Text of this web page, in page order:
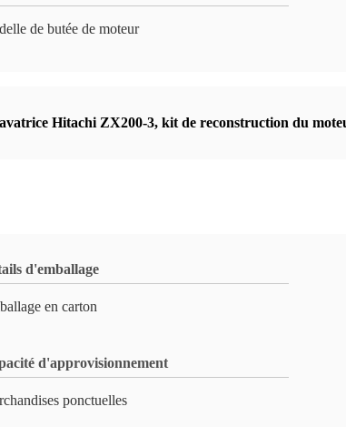
de butée de moteur
Hitachi ZX200-3, kit de reconstruction du
d'emballage
en carton
d'approvisionnement
ponctuelles